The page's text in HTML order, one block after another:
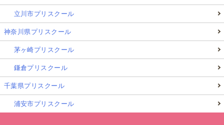
立川市プリスクール
神奈川県プリスクール
茅ヶ崎プリスクール
鎌倉プリスクール
千葉県プリスクール
浦安市プリスクール